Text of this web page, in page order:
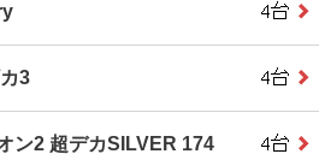
3
ン2 超デカSILVER 174